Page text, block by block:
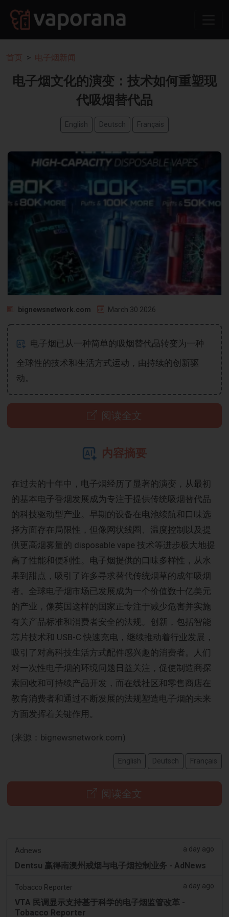
首页 电子烟新闻
电子烟文化的演变：技术如何重塑现
代吸烟替代品
English Deutsch Français
bignewsnetwork.com March 30 2026
电子烟已从一种简单的吸烟替代品转变为一种
全球性的技术和生活方式运动，由持续的创新驱
动。
阅读全文
内容摘要
在过去的十年中，电子烟经历了显著的演变，从最初
的基本电子香烟发展成为专注于提供传统吸烟替代品
的科技驱动型产业。早期的设备在电池续航和口味选
择方面存在局限性，但像网状线圈、温度控制以及提
供更高烟雾量的 disposable vape 技术等进步极大地提
高了性能和便利性。电子烟提供的口味多样性，从水
果到甜点，吸引了许多寻求替代传统烟草的成年吸烟
者。全球电子烟市场已发展成为一个价值数十亿美元
的产业，像英国这样的国家正专注于减少危害并实施
有关产品标准和消费者安全的法规。创新，包括智能
芯片技术和 USB-C 快速充电，继续推动着行业发展，
吸引了对高科技生活方式配件感兴趣的消费者。人们
对一次性电子烟的环境问题日益关注，促使制造商探
索回收和可持续产品开发，而在线社区和零售商店在
教育消费者和通过不断发展的法规塑造电子烟的未来
方面发挥着关键作用。
(来源：bignewsnetwork.com)
English Deutsch Français
阅读全文
Adnews a day ago
Dentsu 赢得南澳州戒烟与电子烟控制业务 - AdNews
Tobacco Reporter a day ago
VTA 民调显示支持基于科学的电子烟监管改革 -
Tobacco Reporter